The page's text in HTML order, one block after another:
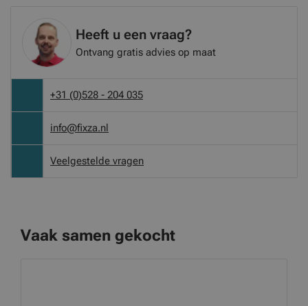
Heeft u een vraag?
Ontvang gratis advies op maat
+31 (0)528 - 204 035
info@fixza.nl
Veelgestelde vragen
Vaak samen gekocht